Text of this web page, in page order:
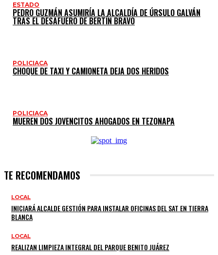
ESTADO
PEDRO GUZMÁN ASUMIRÍA LA ALCALDÍA DE ÚRSULO GALVÁN
TRAS EL DESAFUERO DE BERTÍN BRAVO
POLICIACA
CHOQUE DE TAXI Y CAMIONETA DEJA DOS HERIDOS
POLICIACA
MUEREN DOS JOVENCITOS AHOGADOS EN TEZONAPA
TE RECOMENDAMOS
LOCAL
INICIARÁ ALCALDE GESTIÓN PARA INSTALAR OFICINAS DEL SAT EN TIERRA
BLANCA
LOCAL
REALIZAN LIMPIEZA INTEGRAL DEL PARQUE BENITO JUÁREZ